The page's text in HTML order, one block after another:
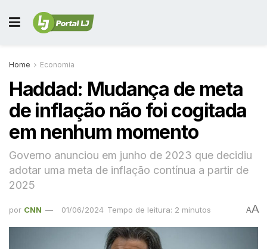
Home Economia
Haddad: Mudança de meta
de inflação não foi cogitada
em nenhum momento
Governo anunciou em junho de 2023 que decidiu
adotar uma meta de inflação contínua a partir de
2025
por CNN 01/06/2024 Tempo de leitura: 2 minutos AA